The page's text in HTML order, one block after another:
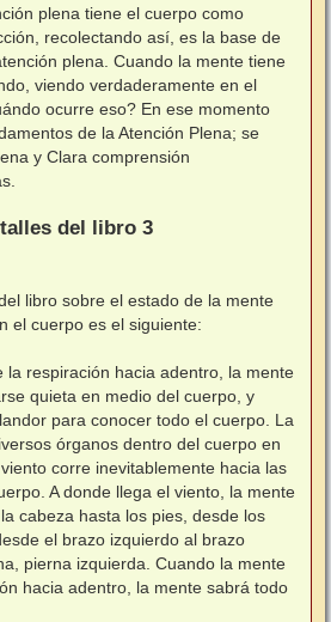
plena tiene el cuerpo como
recolectando así, es la base de
plena. Cuando la mente tiene
viendo verdaderamente en el
ocurre eso? En ese momento
de la Atención Plena; se
y Clara comprensión
del libro 3
libro sobre el estado de la mente
el cuerpo es el siguiente:
la respiración hacia adentro, la mente
quieta en medio del cuerpo, y
para conocer todo el cuerpo. La
órganos dentro del cuerpo en
corre inevitablemente hacia las
A donde llega el viento, la mente
cabeza hasta los pies, desde los
el brazo izquierdo al brazo
pierna izquierda. Cuando la mente
hacia adentro, la mente sabrá todo